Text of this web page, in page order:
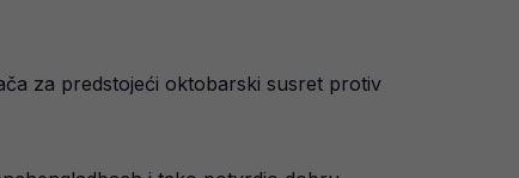
za predstojeći oktobarski susret protiv